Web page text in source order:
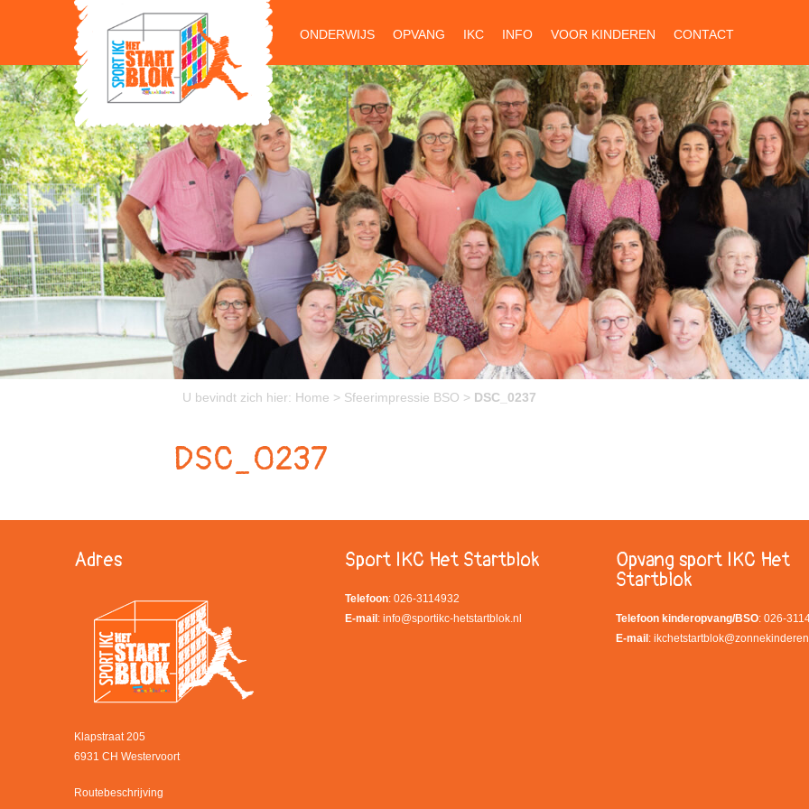
ONDERWIJS OPVANG IKC INFO VOOR KINDEREN CONTACT
U bevindt zich hier: Home > Sfeerimpressie BSO > DSC_0237
DSC_0237
Adres
Klapstraat 205
6931 CH Westervoort
Routebeschrijving
Sport IKC Het Startblok
Telefoon: 026-3114932
E-mail : info@sportikc-hetstartblok.nl
Opvang sport IKC Het
Startblok
Telefoon kinderopvang/BSO: 026-
E-mail :